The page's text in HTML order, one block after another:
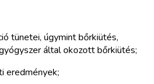
tünetei, úgymint bőrkiütés,
által okozott bőrkiütés;
eredmények;